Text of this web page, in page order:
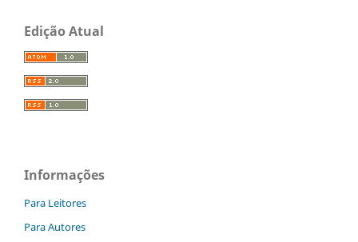
Edição Atual
Informações
Para Leitores
Para Autores